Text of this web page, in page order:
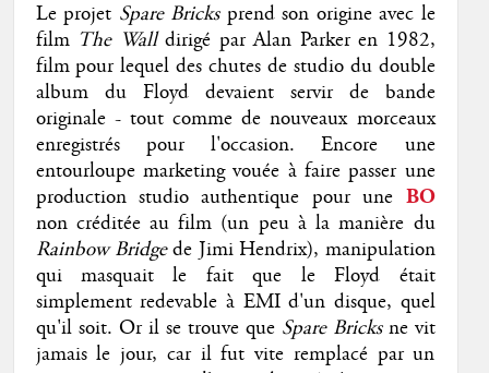
Le projet Spare Bricksprend son origine avec le
film The Walldirigé par Alan Parker en 1982,
film pour lequel des chutes de studio du double
album du Floyd devaient servir de bande
originale - tout comme de nouveaux morceaux
enregistrés pour l'occasion. Encore une
entourloupe marketing vouée à faire passer une
production studio authentique pour une BO
non créditée au film (un peu à la manière du
Rainbow Bridgede Jimi Hendrix), manipulation
qui masquait le fait que le Floyd était
simplement redevable à EMI d'un disque, quel
qu'il soit. Or il se trouve que Spare Bricksne vit
jamais le jour, car il fut vite remplacé par un